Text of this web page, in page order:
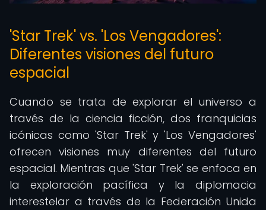
'Star Trek' vs. 'Los Vengadores':
Diferentes visiones del futuro
espacial
Cuando se trata de explorar el universo a
través de la ciencia ficción, dos franquicias
icónicas como 'Star Trek' y 'Los Vengadores'
ofrecen visiones muy diferentes del futuro
espacial. Mientras que 'Star Trek' se enfoca en
la exploración pacífica y la diplomacia
interestelar a través de la Federación Unida